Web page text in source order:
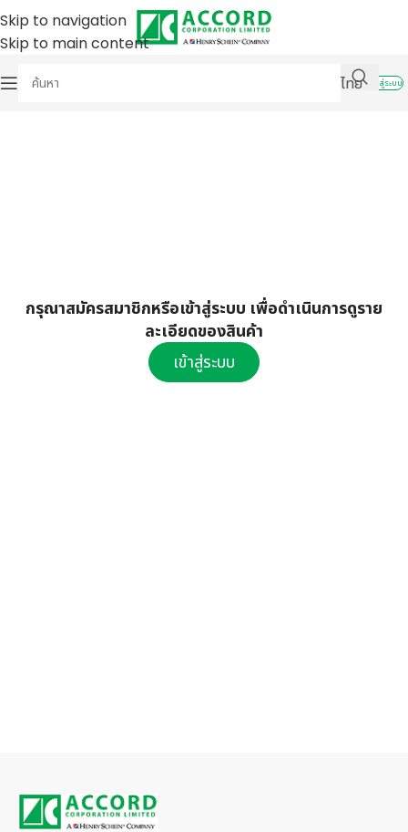
Skip to navigation
Skip to main content
ไทย
เข้าสู่ระบบ
กรุณาสมัครสมาชิกหรือเข้าสู่ระบบ เพื่อดำเนินการดูราย
ละเอียดของสินค้า
เข้าสู่ระบบ